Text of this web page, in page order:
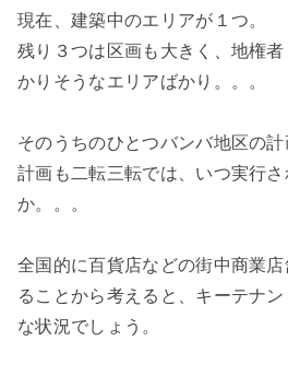
現在、建築中のエリアが１つ。
残り３つは区画も大きく、地権
かりそうなエリアばかり。。。
そのうちのひとつバンバ地区の計
計画も二転三転では、いつ実行
か。。。
全国的に百貨店などの街中商業
ることから考えると、キーテナ
な状況でしょう。